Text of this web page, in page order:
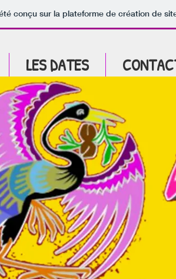
conçu sur la plateforme de création de
LES DATES